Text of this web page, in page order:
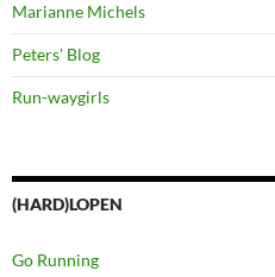
Marianne Michels
Peters' Blog
Run-waygirls
(HARD)LOPEN
Go Running